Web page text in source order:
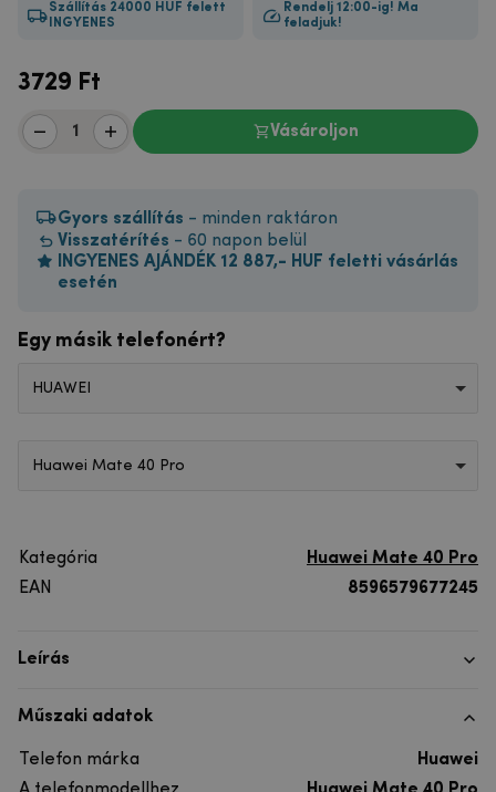
Szállítás 24000 HUF felett
INGYENES
Rendelj 12:00-ig! Ma
feladjuk!
3729 Ft
Vásároljon
Gyors szállítás - minden raktáron
Visszatérítés - 60 napon belül
INGYENES AJÁNDÉK 12 887,- HUF feletti vásárlás
esetén
Egy másik telefonért?
HUAWEI
Huawei Mate 40 Pro
Kategória
Huawei Mate 40 Pro
EAN
8596579677245
Leírás
Műszaki adatok
Telefon márka
Huawei